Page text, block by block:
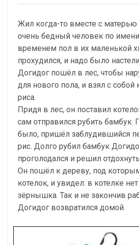
Жил когда-то вместе с
очень бедный человек по
временем пол в их маленькой
прохудился, и надо было
Догидог пошёл в лес, чтобы
для нового пола, и взял с собой
риса.
Придя в лес, он поставил
сам отправился рубить бамбук.
было, пришёл заблудившийся
рис. Долго рубил бамбук
проголодался и решил
Он пошёл к дереву, под
котелок, и увидел: в котелке
зёрнышка. Так и не закончив
Догидог возвратился домой.